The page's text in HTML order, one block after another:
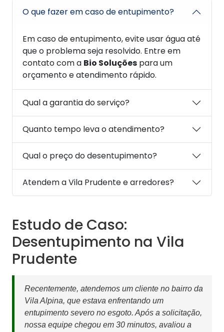
O que fazer em caso de entupimento?
Em caso de entupimento, evite usar água até
que o problema seja resolvido. Entre em
contato com a Bio Soluções para um
orçamento e atendimento rápido.
Qual a garantia do serviço?
Quanto tempo leva o atendimento?
Qual o preço do desentupimento?
Atendem a Vila Prudente e arredores?
Estudo de Caso:
Desentupimento na Vila
Prudente
Recentemente, atendemos um cliente no bairro da
Vila Alpina, que estava enfrentando um
entupimento severo no esgoto. Após a solicitação,
nossa equipe chegou em 30 minutos, avaliou a